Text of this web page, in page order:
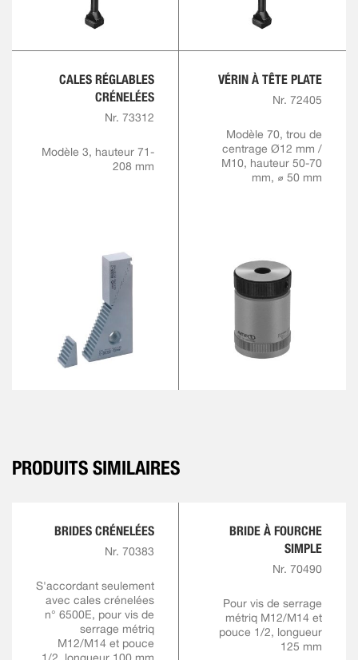
CALES RÉGLABLES
CRÉNELÉES
Nr. 73312
Modèle 3, hauteur 71-
208 mm
VÉRIN À TÊTE PLATE
Nr. 72405
Modèle 70, trou de
centrage Ø12 mm /
M10, hauteur 50-70
mm, ⌀ 50 mm
PRODUITS SIMILAIRES
BRIDES CRÉNELÉES
Nr. 70383
S'accordant seulement
avec cales crénelées
n° 6500E, pour vis de
serrage métriq
M12/M14 et pouce
BRIDE À FOURCHE
SIMPLE
Nr. 70490
Pour vis de serrage
métriq M12/M14 et
pouce 1/2, longueur
125 mm